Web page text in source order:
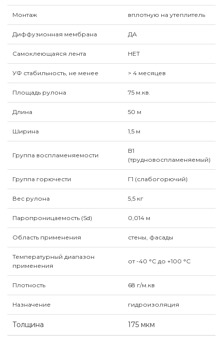
Монтаж вплотную на утеплитель
Диффузионная мембрана ДА
Самоклеющаяся лента НЕТ
УФ стабильность, не менее > 4 месяцев
Площадь рулона 75 м.кв.
Длина 50 м
Ширина 1,5 м
Группа воспламеняемости
B1
(трудновоспламеняемый)
Группа горючести Г1 (слабогорючий)
Вес рулона 5,5 кг
Паропроницаемость (Sd) 0,014 м
Область применения стены, фасады
Температурный диапазон
применения
от -40 °C до +100 °C
Плотность 68 г/м.кв
Назначение гидроизоляция
Толщина 175 мкм